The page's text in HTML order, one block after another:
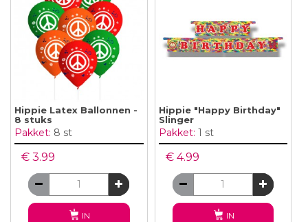
Hippie Latex Ballonnen -
8 stuks
Pakket: 8 st
€ 3.99
IN
Hippie "Happy Birthday"
Slinger
Pakket: 1 st
€ 4.99
IN